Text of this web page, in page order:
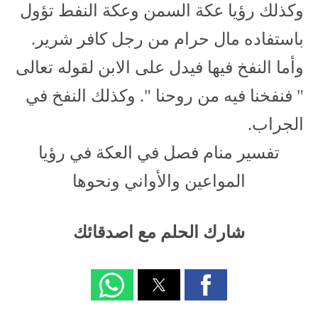
وكذلك رؤيا عكة السمن وعكة النفط تؤول
باستفاده مال حرام من رجل كافر شرير.
وأما النفخ فيها فيدل على الابن لقوله تعالى
" فنفخنا فيه من روحنا ". وكذلك النفخ في
الجراب.
تفسير منام فصل في العكة في رؤيا
المواعين والأواني ونحوها
شارك الحلم مع اصدقائك